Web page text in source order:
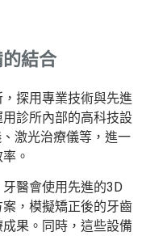
結合
探用專業技術與先進
診所內部的高科技設
激光治療儀等，進一
。
醫會使用先進的3D
，模擬矯正後的牙齒
果。同時，這些設備